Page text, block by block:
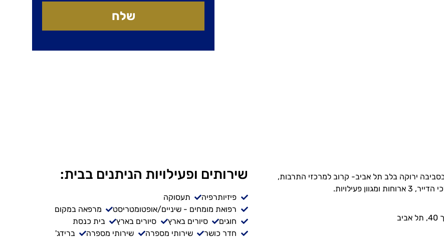
שלח
ירוקה בלב תל אביב- קרוב למרכזי התרבות,
פעילויות.
שירותים ופעילויות הניתנים בבית:
פיזיותרפיה
תעסוקה
רפואת מומחים - שיניים/אופטומטריסט
מרפאה במקום
חוגים
סיורים בארץ סיורים בארץ
בית כנסת
חדר כושר
שירותי מספרה שירותי מספרה
ברידג'